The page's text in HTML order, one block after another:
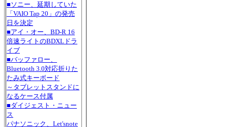
■ソニー、延期していた
「VAIO Tap 20」の発売
日を決定
■アイ・オー、BD-R 16
倍速ライトのBDXLドラ
イブ
■バッファロー、
Bluetooth 3.0対応折りた
たみ式キーボード
～タブレットスタンドに
なるケース付属
■ダイジェスト・ニュー
ス
パナソニック、Let'snote